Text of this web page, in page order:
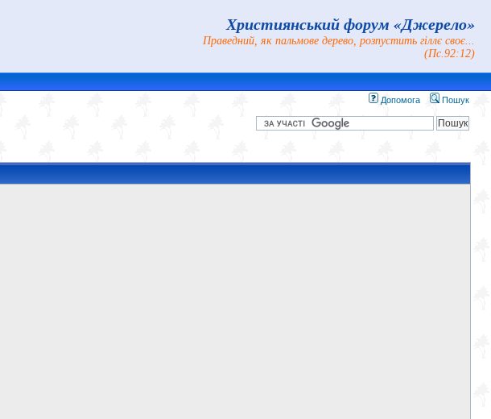
Християнський форум «Джерело»
Праведний, як пальмове дерево, розпустить гіллє своє...
(Пс.92:12)
Допомога Пошук